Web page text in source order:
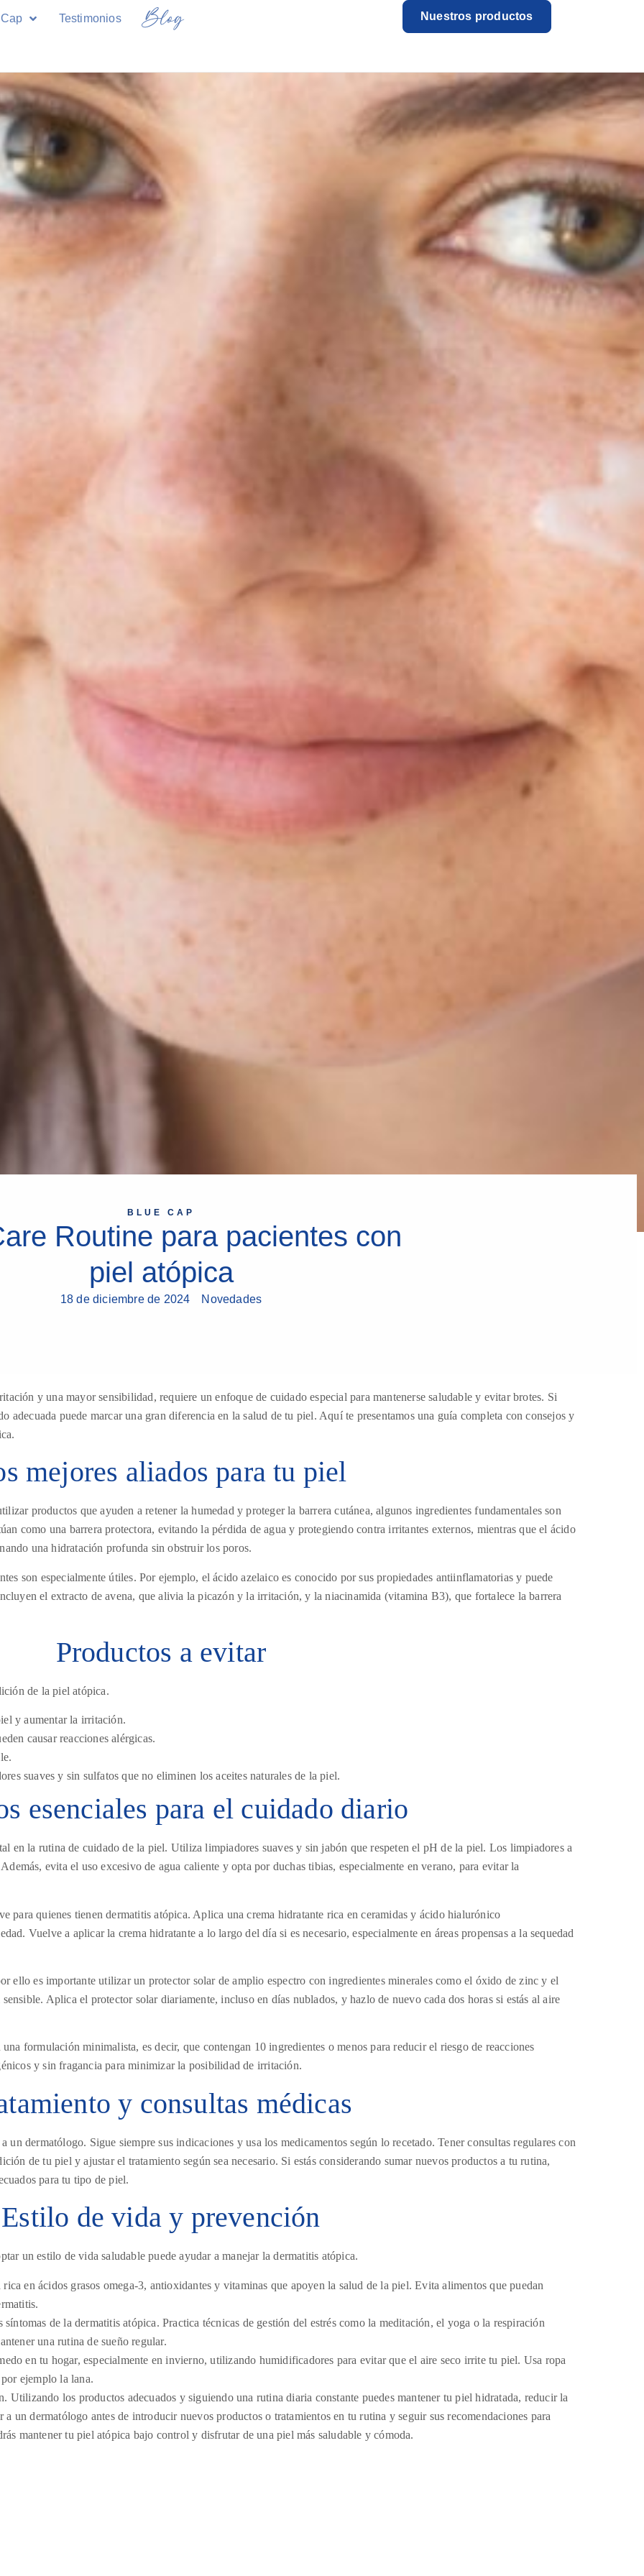
Testimonios Nuestros productos
BLUE CAP
Routine para pacientes con
piel atópica
18 de diciembre de 2024 Novedades
y una mayor sensibilidad, requiere un enfoque de cuidado especial para mantenerse saludable y evitar brotes. Si
adecuada puede marcar una gran diferencia en la salud de tu piel. Aquí te presentamos una guía completa con consejos y
mejores aliados para tu piel
productos que ayuden a retener la humedad y proteger la barrera cutánea, algunos ingredientes fundamentales son
como una barrera protectora, evitando la pérdida de agua y protegiendo contra irritantes externos, mientras que el ácido
una hidratación profunda sin obstruir los poros.
son especialmente útiles. Por ejemplo, el ácido azelaico es conocido por sus propiedades antiinflamatorias y puede
el extracto de avena, que alivia la picazón y la irritación, y la niacinamida (vitamina B3), que fortalece la barrera
Productos a evitar
de la piel atópica.
y aumentar la irritación.
causar reacciones alérgicas.
suaves y sin sulfatos que no eliminen los aceites naturales de la piel.
esenciales para el cuidado diario
en la rutina de cuidado de la piel. Utiliza limpiadores suaves y sin jabón que respeten el pH de la piel. Los limpiadores a
evita el uso excesivo de agua caliente y opta por duchas tibias, especialmente en verano, para evitar la
para quienes tienen dermatitis atópica. Aplica una crema hidratante rica en ceramidas y ácido hialurónico
Vuelve a aplicar la crema hidratante a lo largo del día si es necesario, especialmente en áreas propensas a la sequedad
ello es importante utilizar un protector solar de amplio espectro con ingredientes minerales como el óxido de zinc y el
Aplica el protector solar diariamente, incluso en días nublados, y hazlo de nuevo cada dos horas si estás al aire
formulación minimalista, es decir, que contengan 10 ingredientes o menos para reducir el riesgo de reacciones
y sin fragancia para minimizar la posibilidad de irritación.
y consultas médicas
un dermatólogo. Sigue siempre sus indicaciones y usa los medicamentos según lo recetado. Tener consultas regulares con
de tu piel y ajustar el tratamiento según sea necesario. Si estás considerando sumar nuevos productos a tu rutina,
para tu tipo de piel.
Estilo de vida y prevención
un estilo de vida saludable puede ayudar a manejar la dermatitis atópica.
en ácidos grasos omega-3, antioxidantes y vitaminas que apoyen la salud de la piel. Evita alimentos que puedan
de la dermatitis atópica. Practica técnicas de gestión del estrés como la meditación, el yoga o la respiración
una rutina de sueño regular.
en tu hogar, especialmente en invierno, utilizando humidificadores para evitar que el aire seco irrite tu piel. Usa ropa
ejemplo la lana.
Utilizando los productos adecuados y siguiendo una rutina diaria constante puedes mantener tu piel hidratada, reducir la
un dermatólogo antes de introducir nuevos productos o tratamientos en tu rutina y seguir sus recomendaciones para
mantener tu piel atópica bajo control y disfrutar de una piel más saludable y cómoda.